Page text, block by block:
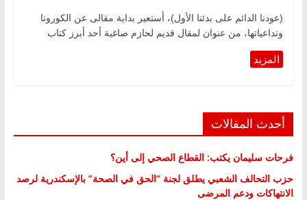
(عودنا الدائم على بدئنا الأول)، أستعير بداية مقالى عن الكورونا
وتداعياتها، من عنوان لمقال قديم لحازم صاغية أحد أبرز كتاب
أحدث المقالات
فرحات سليمان يكتب: القطاع الصحي إلى أين؟
حزب التحالف الشعبي يطلق لجنة “الحق في الصحة” بالإسكندرية لرصد
الانتهاكات ودعم المرضى